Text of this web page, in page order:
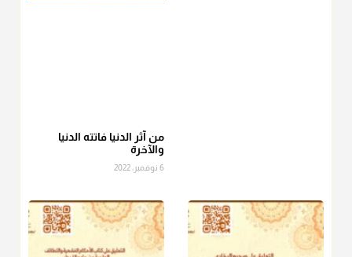
الصاع..فمن شق عليه إخراج الطعام هذه الأيام وأراد إخراج القيمة
أ.د. صالح الشمراني
من آثر الدنيا فاتته الدنيا
والآخرة
6 نوفمبر، 2022